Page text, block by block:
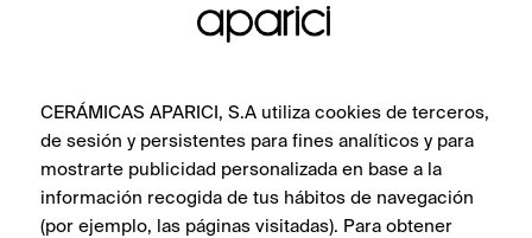
Cracked Graphite Origami 45X120
CERÁMICAS APARICI, S.A utiliza cookies de terceros,
de sesión y persistentes para fines analíticos y para
mostrarte publicidad personalizada en base a la
información recogida de tus hábitos de navegación
(por ejemplo, las páginas visitadas). Para obtener